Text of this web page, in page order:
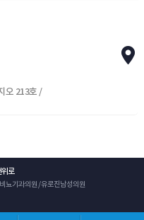
오 213호 /
로
뇨기과의원 / 유로진남성의원